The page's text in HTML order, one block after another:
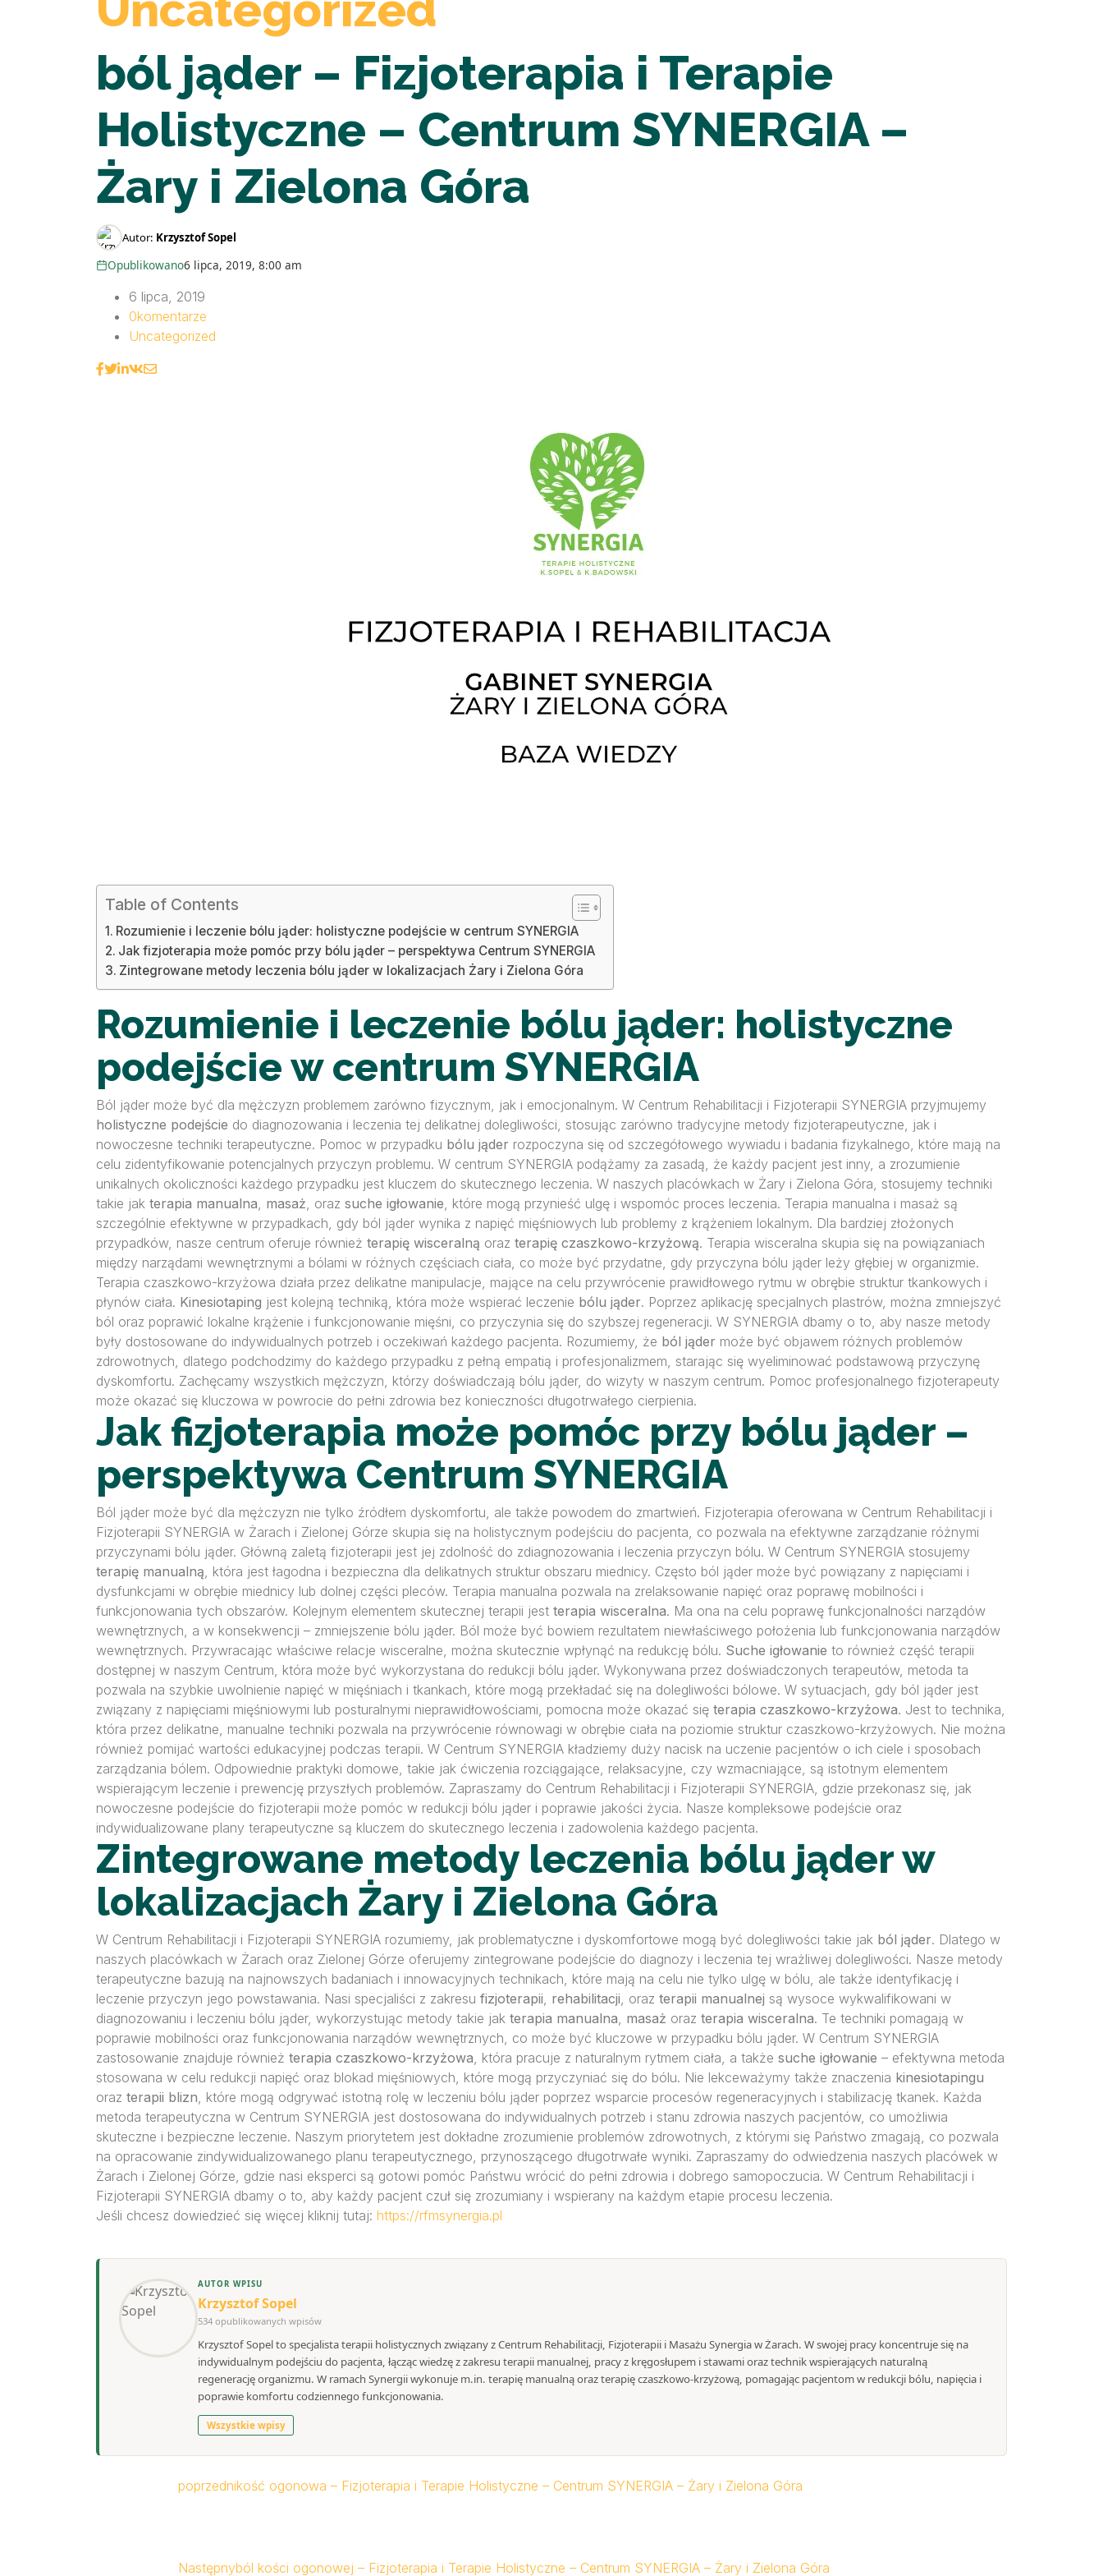
ból jąder – Fizjoterapia i Terapie
Holistyczne – Centrum SYNERGIA –
Żary i Zielona Góra
Autor: Krzysztof Sopel
Opublikowano6 lipca, 2019, 8:00 am
6 lipca, 2019
0komentarze
Uncategorized
Table of Contents
Rozumienie i leczenie bólu jąder: holistyczne podejście w centrum SYNERGIA
Jak fizjoterapia może pomóc przy bólu jąder – perspektywa Centrum SYNERGIA
Zintegrowane metody leczenia bólu jąder w lokalizacjach Żary i Zielona Góra
Rozumienie i leczenie bólu jąder: holistyczne
podejście w centrum SYNERGIA
Ból jąder może być dla mężczyzn problemem zarówno fizycznym, jak i emocjonalnym. W Centrum Rehabilitacji i Fizjoterapii SYNERGIA przyjmujemy
holistyczne podejście do diagnozowania i leczenia tej delikatnej dolegliwości, stosując zarówno tradycyjne metody fizjoterapeutyczne, jak i
nowoczesne techniki terapeutyczne. Pomoc w przypadku bólu jąder rozpoczyna się od szczegółowego wywiadu i badania fizykalnego, które mają na
celu zidentyfikowanie potencjalnych przyczyn problemu. W centrum SYNERGIA podążamy za zasadą, że każdy pacjent jest inny, a zrozumienie
unikalnych okoliczności każdego przypadku jest kluczem do skutecznego leczenia. W naszych placówkach w Żary i Zielona Góra, stosujemy techniki
takie jak terapia manualna, masaż, oraz suche igłowanie, które mogą przynieść ulgę i wspomóc proces leczenia. Terapia manualna i masaż są
szczególnie efektywne w przypadkach, gdy ból jąder wynika z napięć mięśniowych lub problemy z krążeniem lokalnym. Dla bardziej złożonych
przypadków, nasze centrum oferuje również terapię wisceralną oraz terapię czaszkowo-krzyżową. Terapia wisceralna skupia się na powiązaniach
między narządami wewnętrznymi a bólami w różnych częściach ciała, co może być przydatne, gdy przyczyna bólu jąder leży głębiej w organizmie.
Terapia czaszkowo-krzyżowa działa przez delikatne manipulacje, mające na celu przywrócenie prawidłowego rytmu w obrębie struktur tkankowych i
płynów ciała. Kinesiotaping jest kolejną techniką, która może wspierać leczenie bólu jąder. Poprzez aplikację specjalnych plastrów, można zmniejszyć
ból oraz poprawić lokalne krążenie i funkcjonowanie mięśni, co przyczynia się do szybszej regeneracji. W SYNERGIA dbamy o to, aby nasze metody
były dostosowane do indywidualnych potrzeb i oczekiwań każdego pacjenta. Rozumiemy, że ból jąder może być objawem różnych problemów
zdrowotnych, dlatego podchodzimy do każdego przypadku z pełną empatią i profesjonalizmem, starając się wyeliminować podstawową przyczynę
dyskomfortu. Zachęcamy wszystkich mężczyzn, którzy doświadczają bólu jąder, do wizyty w naszym centrum. Pomoc profesjonalnego fizjoterapeuty
może okazać się kluczowa w powrocie do pełni zdrowia bez konieczności długotrwałego cierpienia.
Jak fizjoterapia może pomóc przy bólu jąder –
perspektywa Centrum SYNERGIA
Ból jąder może być dla mężczyzn nie tylko źródłem dyskomfortu, ale także powodem do zmartwień. Fizjoterapia oferowana w Centrum Rehabilitacji i
Fizjoterapii SYNERGIA w Żarach i Zielonej Górze skupia się na holistycznym podejściu do pacjenta, co pozwala na efektywne zarządzanie różnymi
przyczynami bólu jąder. Główną zaletą fizjoterapii jest jej zdolność do zdiagnozowania i leczenia przyczyn bólu. W Centrum SYNERGIA stosujemy
terapię manualną, która jest łagodna i bezpieczna dla delikatnych struktur obszaru miednicy. Często ból jąder może być powiązany z napięciami i
dysfunkcjami w obrębie miednicy lub dolnej części pleców. Terapia manualna pozwala na zrelaksowanie napięć oraz poprawę mobilności i
funkcjonowania tych obszarów. Kolejnym elementem skutecznej terapii jest terapia wisceralna. Ma ona na celu poprawę funkcjonalności narządów
wewnętrznych, a w konsekwencji – zmniejszenie bólu jąder. Ból może być bowiem rezultatem niewłaściwego położenia lub funkcjonowania narządów
wewnętrznych. Przywracając właściwe relacje wisceralne, można skutecznie wpłynąć na redukcję bólu. Suche igłowanie to również część terapii
dostępnej w naszym Centrum, która może być wykorzystana do redukcji bólu jąder. Wykonywana przez doświadczonych terapeutów, metoda ta
pozwala na szybkie uwolnienie napięć w mięśniach i tkankach, które mogą przekładać się na dolegliwości bólowe. W sytuacjach, gdy ból jąder jest
związany z napięciami mięśniowymi lub posturalnymi nieprawidłowościami, pomocna może okazać się terapia czaszkowo-krzyżowa. Jest to technika,
która przez delikatne, manualne techniki pozwala na przywrócenie równowagi w obrębie ciała na poziomie struktur czaszkowo-krzyżowych. Nie można
również pomijać wartości edukacyjnej podczas terapii. W Centrum SYNERGIA kładziemy duży nacisk na uczenie pacjentów o ich ciele i sposobach
zarządzania bólem. Odpowiednie praktyki domowe, takie jak ćwiczenia rozciągające, relaksacyjne, czy wzmacniające, są istotnym elementem
wspierającym leczenie i prewencję przyszłych problemów. Zapraszamy do Centrum Rehabilitacji i Fizjoterapii SYNERGIA, gdzie przekonasz się, jak
nowoczesne podejście do fizjoterapii może pomóc w redukcji bólu jąder i poprawie jakości życia. Nasze kompleksowe podejście oraz
indywidualizowane plany terapeutyczne są kluczem do skutecznego leczenia i zadowolenia każdego pacjenta.
Zintegrowane metody leczenia bólu jąder w
lokalizacjach Żary i Zielona Góra
W Centrum Rehabilitacji i Fizjoterapii SYNERGIA rozumiemy, jak problematyczne i dyskomfortowe mogą być dolegliwości takie jak ból jąder. Dlatego w
naszych placówkach w Żarach oraz Zielonej Górze oferujemy zintegrowane podejście do diagnozy i leczenia tej wrażliwej dolegliwości. Nasze metody
terapeutyczne bazują na najnowszych badaniach i innowacyjnych technikach, które mają na celu nie tylko ulgę w bólu, ale także identyfikację i
leczenie przyczyn jego powstawania. Nasi specjaliści z zakresu fizjoterapii, rehabilitacji, oraz terapii manualnej są wysoce wykwalifikowani w
diagnozowaniu i leczeniu bólu jąder, wykorzystując metody takie jak terapia manualna, masaż oraz terapia wisceralna. Te techniki pomagają w
poprawie mobilności oraz funkcjonowania narządów wewnętrznych, co może być kluczowe w przypadku bólu jąder. W Centrum SYNERGIA
zastosowanie znajduje również terapia czaszkowo-krzyżowa, która pracuje z naturalnym rytmem ciała, a także suche igłowanie – efektywna metoda
stosowana w celu redukcji napięć oraz blokad mięśniowych, które mogą przyczyniać się do bólu. Nie lekceważymy także znaczenia kinesiotapingu
oraz terapii blizn, które mogą odgrywać istotną rolę w leczeniu bólu jąder poprzez wsparcie procesów regeneracyjnych i stabilizację tkanek. Każda
metoda terapeutyczna w Centrum SYNERGIA jest dostosowana do indywidualnych potrzeb i stanu zdrowia naszych pacjentów, co umożliwia
skuteczne i bezpieczne leczenie. Naszym priorytetem jest dokładne zrozumienie problemów zdrowotnych, z którymi się Państwo zmagają, co pozwala
na opracowanie zindywidualizowanego planu terapeutycznego, przynoszącego długotrwałe wyniki. Zapraszamy do odwiedzenia naszych placówek w
Żarach i Zielonej Górze, gdzie nasi eksperci są gotowi pomóc Państwu wrócić do pełni zdrowia i dobrego samopoczucia. W Centrum Rehabilitacji i
Fizjoterapii SYNERGIA dbamy o to, aby każdy pacjent czuł się zrozumiany i wspierany na każdym etapie procesu leczenia.
Jeśli chcesz dowiedzieć się więcej kliknij tutaj: https://rfmsynergia.pl
AUTOR WPISU
Krzysztof Sopel
534 opublikowanych wpisów
Krzysztof Sopel to specjalista terapii holistycznych związany z Centrum Rehabilitacji, Fizjoterapii i Masażu Synergia w Żarach. W swojej pracy koncentruje się na
indywidualnym podejściu do pacjenta, łącząc wiedzę z zakresu terapii manualnej, pracy z kręgosłupem i stawami oraz technik wspierających naturalną
regenerację organizmu. W ramach Synergii wykonuje m.in. terapię manualną oraz terapię czaszkowo-krzyżową, pomagając pacjentom w redukcji bólu, napięcia i
poprawie komfortu codziennego funkcjonowania.
Wszystkie wpisy
poprzednikość ogonowa – Fizjoterapia i Terapie Holistyczne – Centrum SYNERGIA – Żary i Zielona Góra
Następnyból kości ogonowej – Fizjoterapia i Terapie Holistyczne – Centrum SYNERGIA – Żary i Zielona Góra